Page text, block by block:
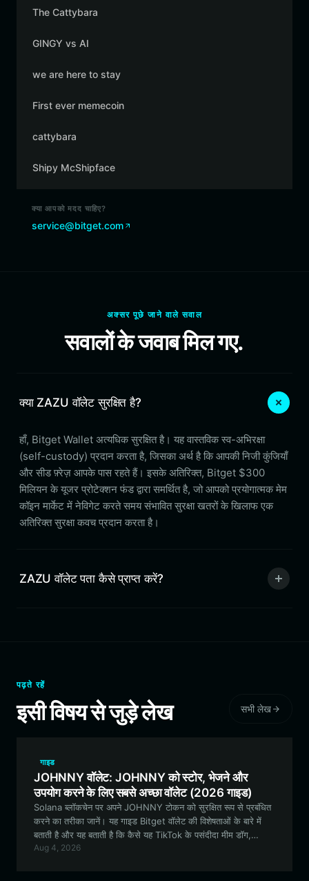
The Cattybara
GINGY vs AI
we are here to stay
First ever memecoin
cattybara
Shipy McShipface
क्या आपको मदद चाहिए?
service@bitget.com
अक्सर पूछे जाने वाले सवाल
सवालों के जवाब मिल गए.
क्या ZAZU वॉलेट सुरक्षित है?
हाँ, Bitget Wallet अत्यधिक सुरक्षित है। यह वास्तविक स्व-अभिरक्षा
(self-custody) प्रदान करता है, जिसका अर्थ है कि आपकी निजी कुंजियाँ
और सीड फ़्रेज़ आपके पास रहते हैं। इसके अतिरिक्त, Bitget $300
मिलियन के यूजर प्रोटेक्शन फंड द्वारा समर्थित है, जो आपको प्रयोगात्मक मेम
कॉइन मार्केट में नेविगेट करते समय संभावित सुरक्षा खतरों के खिलाफ एक
अतिरिक्त सुरक्षा कवच प्रदान करता है।
ZAZU वॉलेट पता कैसे प्राप्त करें?
पढ़ते रहें
इसी विषय से जुड़े लेख सभी लेख
गाइड
JOHNNY वॉलेट: JOHNNY को स्टोर, भेजने और
उपयोग करने के लिए सबसे अच्छा वॉलेट (2026 गाइड)
Solana ब्लॉकचेन पर अपने JOHNNY टोकन को सुरक्षित रूप से प्रबंधित
करने का तरीका जानें। यह गाइड Bitget वॉलेट की विशेषताओं के बारे में
बताती है और यह बताती है कि कैसे यह TikTok के पसंदीदा मीम डॉग,
JOHNNY की वायरल दुनिया को नेविगेट करने के लिए एक बेहतरीन टूल के
Aug 4, 2026